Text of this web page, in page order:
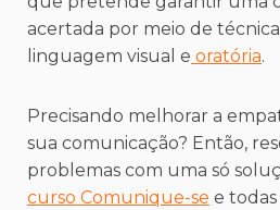
acertada por meio de
linguagem visual e oratória.
Precisando melhorar a
sua comunicação? Então,
problemas com uma só
curso Comunique-se e